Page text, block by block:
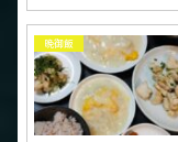
晩御飯